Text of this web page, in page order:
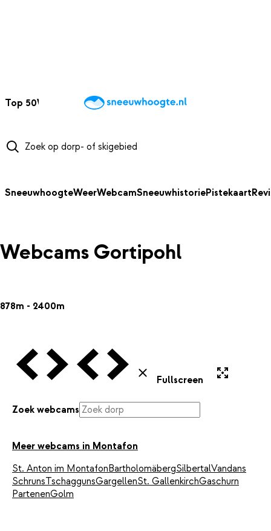
Top 50Webcams WintersportweerKaarten
SneeuwhoogteWeerWebcamSneeuwhistoriePistekaart
Webcams Gortipohl
878m - 2400m
Vorige Webcam
Volgende Webcam
Vorige Webcam
Volgende Webcam
Sluiten
Fullscreen
Zoek webcams
Meer webcams in Montafon
St. Anton im MontafonBartholomäbergSilbertalVandans
SchrunsTschaggunsGargellenSt. GallenkirchGaschurn
PartenenGolm